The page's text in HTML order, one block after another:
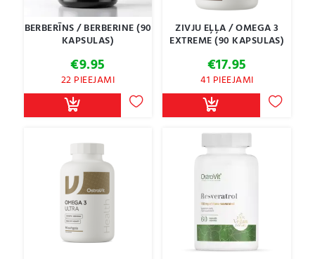
BERBERĪNS / BERBERINE (90
KAPSULAS)
€9.95
22 PIEEJAMI
ZIVJU EĻĻA / OMEGA 3
EXTREME (90 KAPSULAS)
€17.95
41 PIEEJAMI